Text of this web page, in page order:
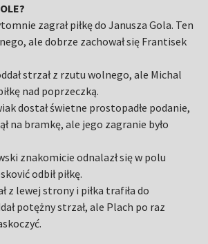
zagrał piłkę do Janusza Gola. Ten
ale dobrze zachował się Frantisek
strzał z rzutu wolnego, ale Michal
nad poprzeczką.
dostał świetne prostopadłe podanie,
na bramkę, ale jego zagranie było
znakomicie odnalazł się w polu
odbił piłkę.
z lewej strony i piłka trafiła do
potężny strzał, ale Plach po raz